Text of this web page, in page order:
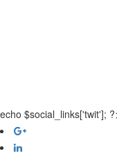
echo $social_links['twit'];